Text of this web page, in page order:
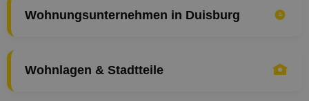
Wohnungsunternehmen in Duisburg
Wohnlagen & Stadtteile